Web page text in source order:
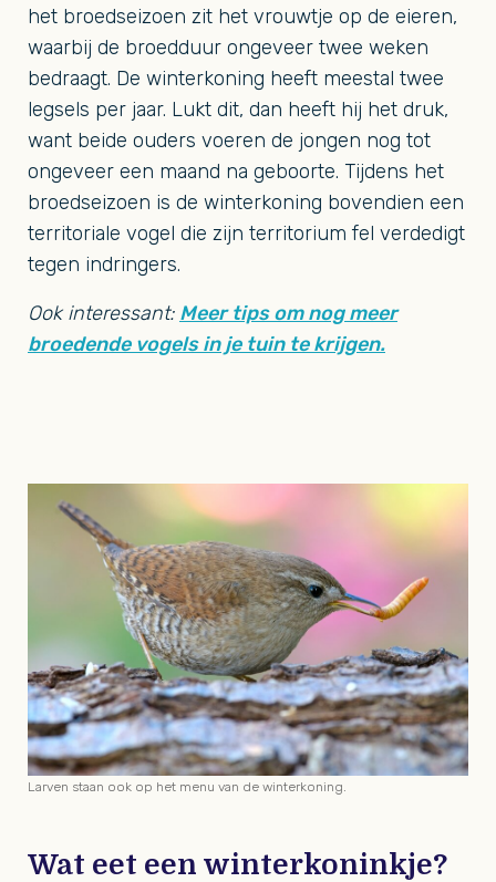
het broedseizoen zit het vrouwtje op de eieren,
waarbij de broedduur ongeveer twee weken
bedraagt. De winterkoning heeft meestal twee
legsels per jaar. Lukt dit, dan heeft hij het druk,
want beide ouders voeren de jongen nog tot
ongeveer een maand na geboorte. Tijdens het
broedseizoen is de winterkoning bovendien een
territoriale vogel die zijn territorium fel verdedigt
tegen indringers.
Ook interessant: Meer tips om nog meer
broedende vogels in je tuin te krijgen.
Wat eet een winterkoninkje?
Larven staan ook op het menu van de winterkoning.